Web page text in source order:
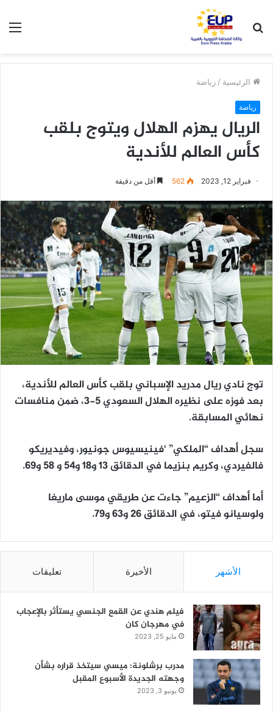
عن
الرئيسية / رياضة
رياضة
الريال يهزم الهلال ويتوج بلقب
كأس العالم للأندية
فبراير 12, 2023 562 أقل من دقيقة
توج نادي ريال مدريد الإسباني بلقب كأس العالم للأندية،
بعد فوزه على نظيره الهلال السعودي 5-3، ضمن منافسات
نهائي المسابقة.
سجل أهداف “الملكي” ‘فينيسيوس جونيور، وفيديريكو
فالفيردي، وكريم بنزيما في الدقائق 13 و18 و54 و 58 و69.
أما أهداف “الزعيم” جاءت عن طريقي موسى ماريغا
ولوسيانو فيتو، في الدقائق 26 و63 و79.
الأشهر الأخيرة تعليقات
فيلم هندي عن القمع الجنسي يستأثر بالإعجاب
في مهرجان كان
مايو 25, 2023
مدرب برشلونة: ميسي سيتخذ قراره بشأن
وجهته الجديدة الأسبوع المقبل
يونيو 3, 2023